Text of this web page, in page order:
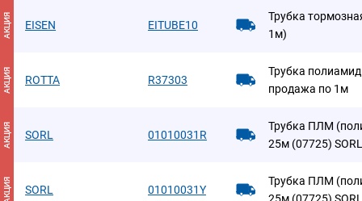
АКЦИЯ EISEN EITUBE10
Трубка
1м)
АКЦИЯ ROTTA R37303
Трубка
продажа по 1м
АКЦИЯ SORL 01010031R
Трубка ПЛМ
25м (07725) SORL
АКЦИЯ SORL 01010031Y
Трубка ПЛМ